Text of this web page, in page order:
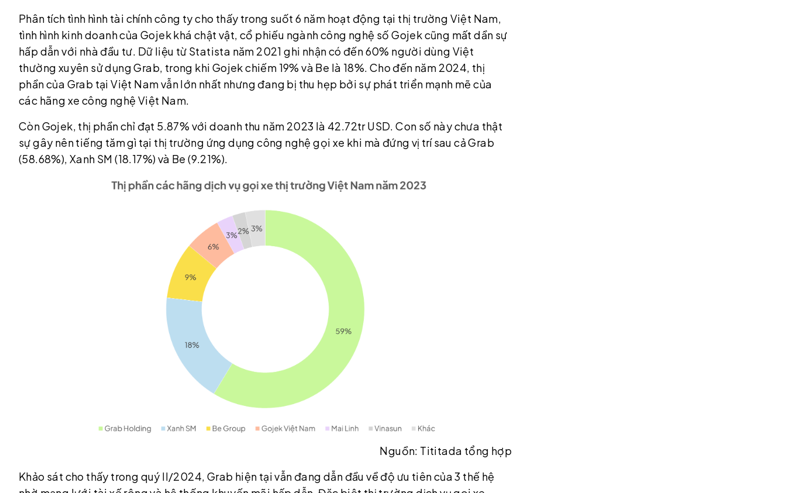
Phân tích tình hình tài chính công ty cho thấy trong suốt 6 năm hoạt động tại thị trường Việt Nam,
tình hình kinh doanh của Gojek khá chật vật, cổ phiếu ngành công nghệ số Gojek cũng mất dần sự
hấp dẫn với nhà đầu tư. Dữ liệu từ Statista năm 2021 ghi nhận có đến 60% người dùng Việt
thường xuyên sử dụng Grab, trong khi Gojek chiếm 19% và Be là 18%. Cho đến năm 2024, thị
phần của Grab tại Việt Nam vẫn lớn nhất nhưng đang bị thu hẹp bởi sự phát triển mạnh mẽ của
các hãng xe công nghệ Việt Nam.
Còn Gojek, thị phần chỉ đạt 5.87% với doanh thu năm 2023 là 42.72tr USD. Con số này chưa thật
sự gây nên tiếng tăm gì tại thị trường ứng dụng công nghệ gọi xe khi mà đứng vị trí sau cả Grab
(58.68%), Xanh SM (18.17%) và Be (9.21%).
Nguồn: Tititada tổng hợp
Khảo sát cho thấy trong quý II/2024, Grab hiện tại vẫn đang dẫn đầu về độ ưu tiên của 3 thế hệ